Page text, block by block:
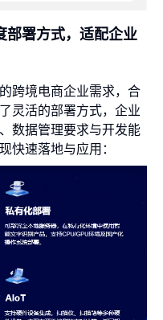
部署方式，适配企业
跨境电商企业需求，合
灵活的部署方式，企业
数据管理要求与开发能
快速落地与应用：